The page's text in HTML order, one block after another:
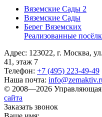
Вяземские Сады 2
Вяземские Сады
Берег Вяземскиx
Реализованные
Адрес: 123022, г. Москва,
41, этаж 7
Телефон: +7 (495) 223-49-49
Наша почта:
© 2008—2026 Управляющая
сайта
Заказать звонок